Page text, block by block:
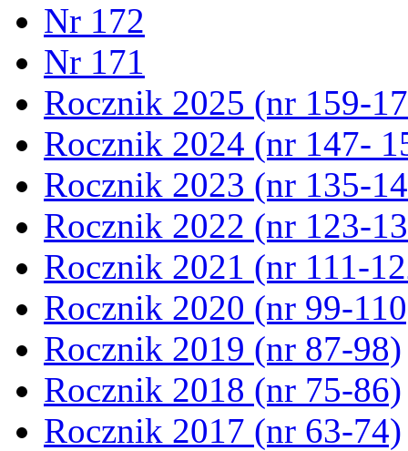
Nr 172
Nr 171
Rocznik 2025 (nr 159-
Rocznik 2024 (nr 147-
Rocznik 2023 (nr 135-
Rocznik 2022 (nr 123-
Rocznik 2021 (nr 111-
Rocznik 2020 (nr 99-
Rocznik 2019 (nr 87-98)
Rocznik 2018 (nr 75-86)
Rocznik 2017 (nr 63-74)